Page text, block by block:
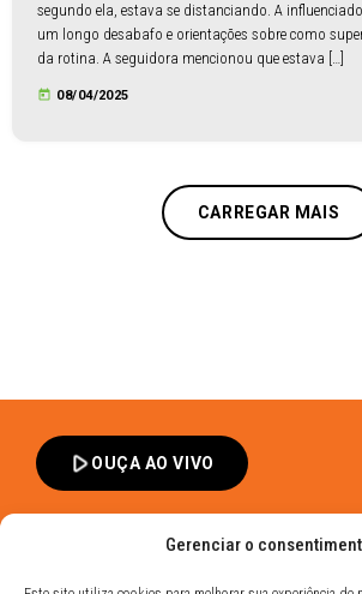
Gerenciar o
segundo ela, estava se distanciando. A
um longo desabafo e orientações sobre como
da rotina. A seguidora mencionou que estava […]
today 08/04/2025
CARREGAR MAIS
play_arrowOUÇA AO VIVO